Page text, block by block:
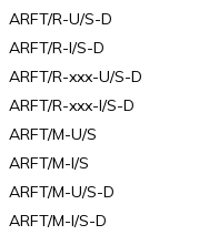
ARFT/R-U/S-D
ARFT/R-I/S-D
ARFT/R-xxx-U/S-D
ARFT/R-xxx-I/S-D
ARFT/M-U/S
ARFT/M-I/S
ARFT/M-U/S-D
ARFT/M-I/S-D